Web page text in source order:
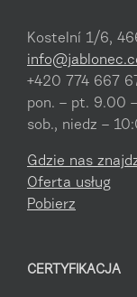
Kostelní 1/6,
+420 774 667
pon. – pt. 9.00
sob., niedz –
Gdzie nas
Oferta usług
Pobierz
CERTYFIKACJA